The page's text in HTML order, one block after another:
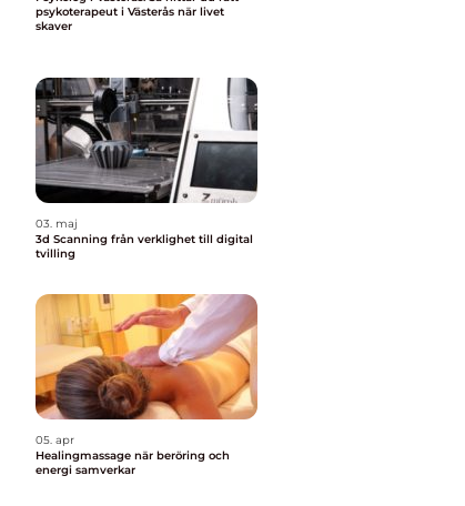
psykoterapeut i Västerås när livet
skaver
03. maj
3d Scanning från verklighet till digital
tvilling
05. apr
Healingmassage när beröring och
energi samverkar